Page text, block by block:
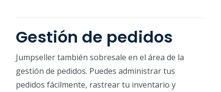
Gestión de pedidos
Jumpseller también sobresale en el área de la
gestión de pedidos. Puedes administrar tus
pedidos fácilmente, rastrear tu inventario y